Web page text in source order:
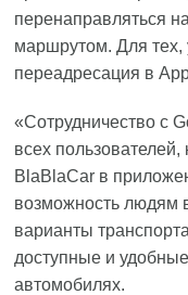
перенаправляться
маршрутом. Для тех,
переадресация в
«Сотрудничество с
всех пользователей,
BlaBlaCar в
возможность людям
варианты
доступные и
автомобилях.